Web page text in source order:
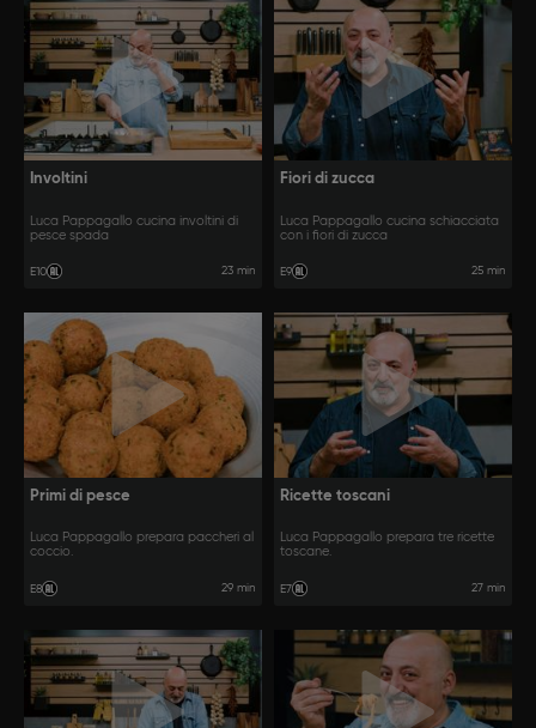
Involtini
Luca Pappagallo cucina involtini di
pesce spada
E10 23 min
Fiori di zucca
Luca Pappagallo cucina schiacciata
con i fiori di zucca
E9 25 min
Primi di pesce
Luca Pappagallo prepara paccheri al
coccio.
E8 29 min
Ricette toscani
Luca Pappagallo prepara tre ricette
toscane.
E7 27 min